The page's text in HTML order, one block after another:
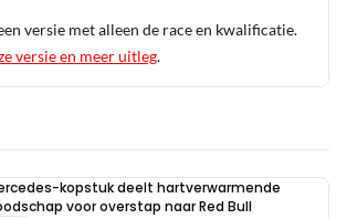
versie met alleen de race en kwalificatie.
versie en meer uitleg.
kopstuk deelt hartverwarmende
voor overstap naar Red Bull